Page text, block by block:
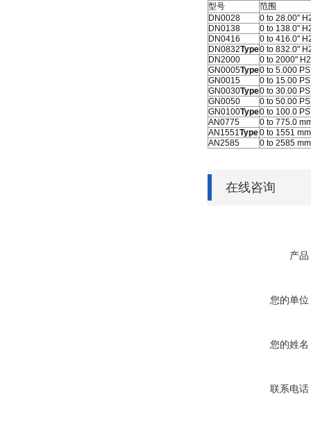
型号
范围
DN0028
0 to 28.00"
DN0138
0 to 138.0"
DN0416
0 to 416.0"
DN0832Type0 to 832.0"
DN2000
0 to 2000"
GN0005Type0 to 5.000
GN0015
0 to 15.00
GN0030Type0 to 30.00
GN0050
0 to 50.00
GN0100Type0 to 100.0
AN0775
0 to 775.0
AN1551Type0 to 1551
AN2585
0 to 2585
在线咨询
产品
您的单位
您的姓名
联系电话